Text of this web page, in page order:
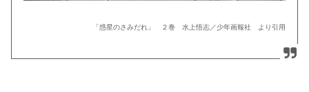
「惑星のさみだれ」 ２巻 水上悟志／少年画報社 より引用